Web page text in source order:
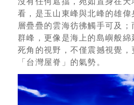
看，是玉山東峰與北峰的雄偉
層疊疊的雲海彷彿觸手可及
群峰，更像是海上的島嶼般
死角的視野，不僅震撼視覺，
「台灣屋脊」的氣勢。